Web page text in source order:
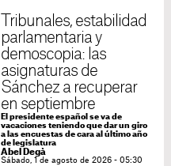
Tribunales, estabilidad
parlamentaria y
demoscopia: las
asignaturas de
Sánchez a recuperar
en septiembre
El presidente español se va de
vacaciones teniendo que dar un giro
a las encuestas de cara al último año
de legislatura
Abel Degà
Sábado, 1 de agosto de 2026 - 05:30